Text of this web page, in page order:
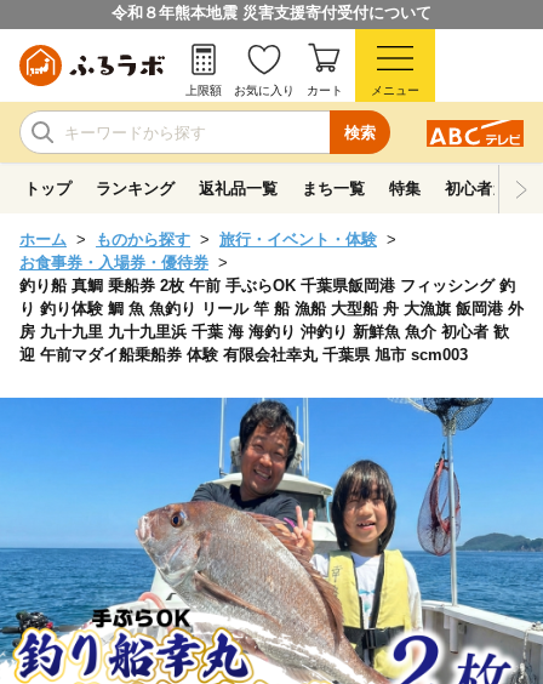
令和８年熊本地震 災害支援寄付受付について
検索
上限額 お気に入り カート メニュー
トップ ランキング 返礼品一覧 まち一覧 特集 初心者ガイド
ホーム ものから探す
旅行・イベント・体験
お食事券・入場券・優待券
釣り船 真鯛 乗船券 2枚 午前 手ぶらOK 千葉県飯岡港 フィッシング 釣
り 釣り体験 鯛 魚 魚釣り リール 竿 船 漁船 大型船 舟 大漁旗 飯岡港 外
房 九十九里 九十九里浜 千葉 海 海釣り 沖釣り 新鮮魚 魚介 初心者 歓
迎 午前マダイ船乗船券 体験 有限会社幸丸 千葉県 旭市 scm003